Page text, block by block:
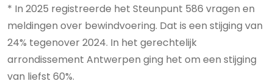
* In 2025 registreerde het Steunpunt 586 vragen en
meldingen over bewindvoering. Dat is een stijging van
24% tegenover 2024. In het gerechtelijk
arrondissement Antwerpen ging het om een stijging
van liefst 60%.